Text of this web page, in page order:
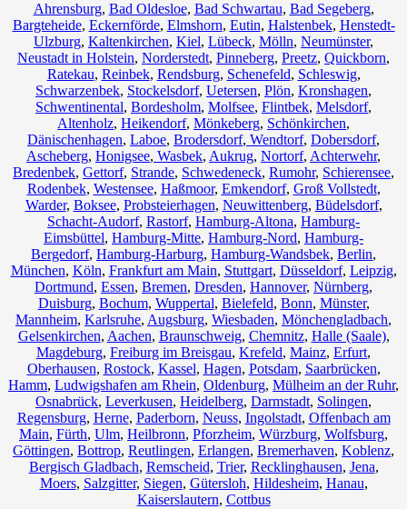
Ahrensburg, Bad Oldesloe, Bad Schwartau, Bad Segeberg,
Bargteheide, Eckernförde, Elmshorn, Eutin, Halstenbek, Henstedt-
Ulzburg, Kaltenkirchen, Kiel, Lübeck, Mölln, Neumünster,
Neustadt in Holstein, Norderstedt, Pinneberg, Preetz, Quickborn,
Ratekau, Reinbek, Rendsburg, Schenefeld, Schleswig,
Schwarzenbek, Stockelsdorf, Uetersen, Plön, Kronshagen,
Schwentinental, Bordesholm, Molfsee, Flintbek, Melsdorf,
Altenholz, Heikendorf, Mönkeberg, Schönkirchen,
Dänischenhagen, Laboe, Brodersdorf, Wendtorf, Dobersdorf,
Ascheberg, Honigsee, Wasbek, Aukrug, Nortorf, Achterwehr,
Bredenbek, Gettorf, Strande, Schwedeneck, Rumohr, Schierensee,
Rodenbek, Westensee, Haßmoor, Emkendorf, Groß Vollstedt,
Warder, Boksee, Probsteierhagen, Neuwittenberg, Büdelsdorf,
Schacht-Audorf, Rastorf, Hamburg-Altona, Hamburg-
Eimsbüttel, Hamburg-Mitte, Hamburg-Nord, Hamburg-
Bergedorf, Hamburg-Harburg, Hamburg-Wandsbek, Berlin,
München, Köln, Frankfurt am Main, Stuttgart, Düsseldorf, Leipzig,
Dortmund, Essen, Bremen, Dresden, Hannover, Nürnberg,
Duisburg, Bochum, Wuppertal, Bielefeld, Bonn, Münster,
Mannheim, Karlsruhe, Augsburg, Wiesbaden, Mönchengladbach,
Gelsenkirchen, Aachen, Braunschweig, Chemnitz⁠, Halle (Saale),
Magdeburg, Freiburg im Breisgau, Krefeld, Mainz, Erfurt,
Oberhausen, Rostock, Kassel, Hagen, Potsdam, Saarbrücken,
Hamm, Ludwigshafen am Rhein, Oldenburg, Mülheim an der Ruhr,
Osnabrück, Leverkusen, Heidelberg, Darmstadt, Solingen,
Regensburg, Herne, Paderborn, Neuss, Ingolstadt, Offenbach am
Main, Fürth, Ulm, Heilbronn, Pforzheim, Würzburg, Wolfsburg,
Göttingen, Bottrop, Reutlingen, Erlangen, Bremerhaven, Koblenz,
Bergisch Gladbach, Remscheid, Trier, Recklinghausen, Jena,
Moers, Salzgitter, Siegen, Gütersloh, Hildesheim, Hanau,
Kaiserslautern, Cottbus